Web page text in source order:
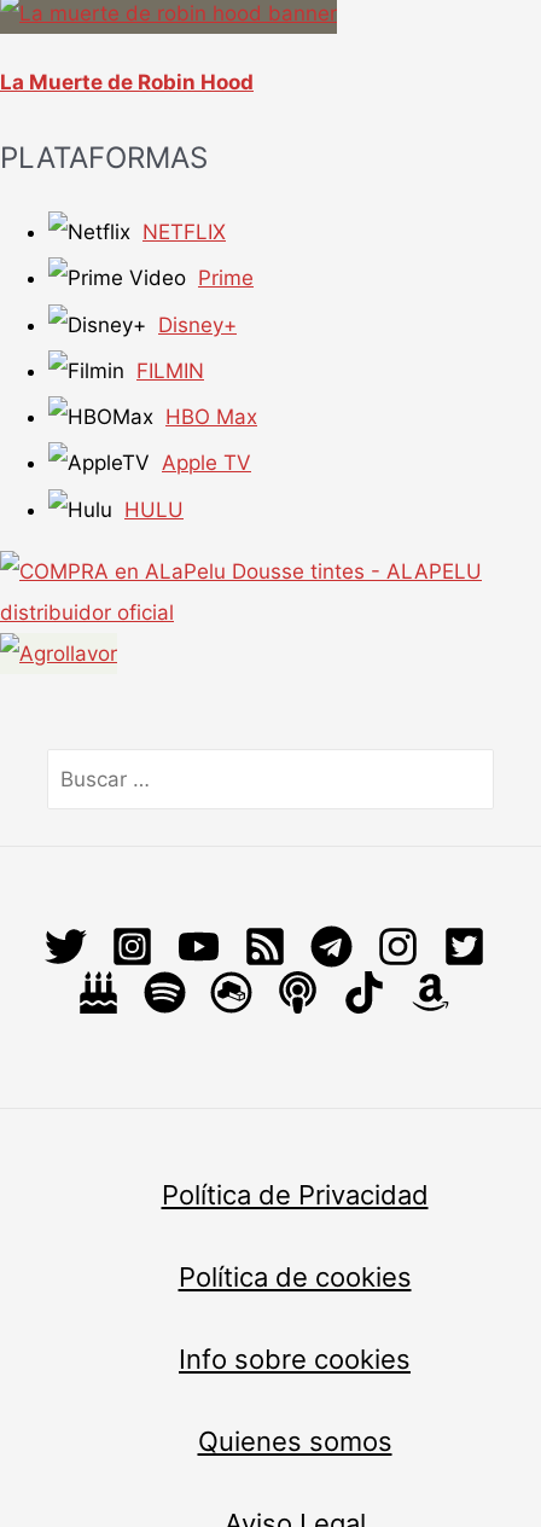
La Muerte de Robin Hood
PLATAFORMAS
NETFLIX
Prime
Disney+
FILMIN
HBO Max
Apple TV
HULU
por:
Política de Privacidad
Política de cookies
Info sobre cookies
Quienes somos